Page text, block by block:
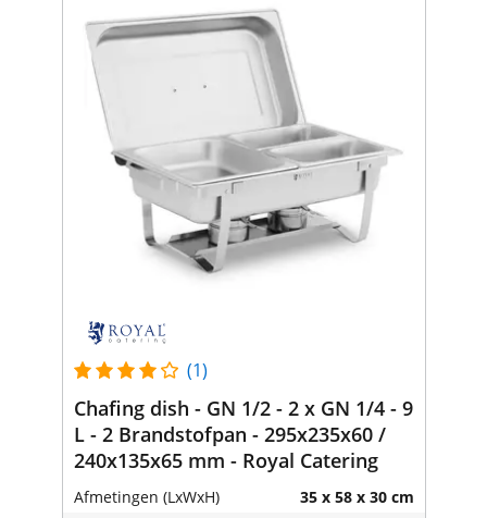
(1)
Chafing dish - GN 1/2 - 2 x GN 1/4 - 9
L - 2 Brandstofpan - 295x235x60 /
240x135x65 mm - Royal Catering
Afmetingen (LxWxH) 35 x 58 x 30 cm